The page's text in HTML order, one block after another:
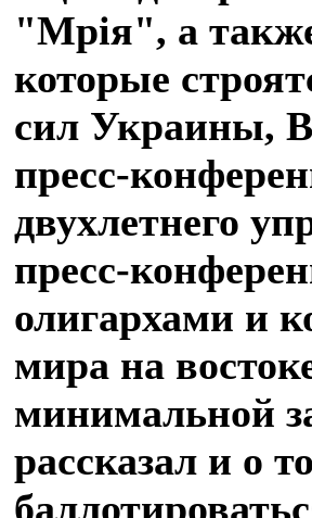
"Мрія", а
которые
сил Украины,
пресс-
двухлетнего
пресс-
олигархами и
мира на
минимальной
рассказал и о